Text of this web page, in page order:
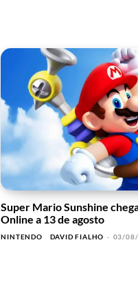
Super Mario Sunshine
Online a 13 de agosto
NINTENDO DAVID FIALHO - 03/